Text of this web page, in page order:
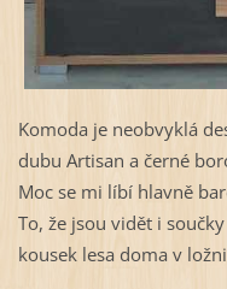
Komoda je neobvyklá
dubu Artisan a černé
Moc se mi líbí hlavně
To, že jsou vidět i
kousek lesa doma v